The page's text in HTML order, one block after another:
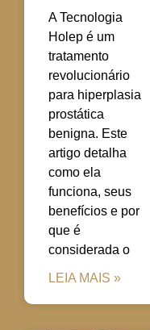
A Tecnologia
Holep é um
tratamento
revolucionário
para hiperplasia
prostática
benigna. Este
artigo detalha
como ela
funciona, seus
benefícios e por
que é
considerada o
LEIA MAIS »